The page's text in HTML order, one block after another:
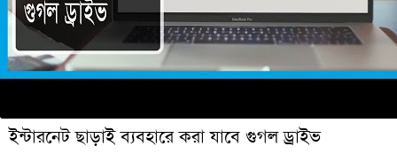
ইন্টারনেট ছাড়াই ব্যবহারে করা যাবে গুগল ড্রাইভ